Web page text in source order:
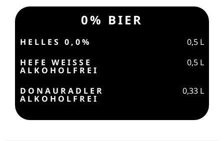
0% BIER
HELLES 0,0% 0,5 L
HEFE WEISSE
ALKOHOLFREI
0,5 L
DONAURADLER
ALKOHOLFREI
0,33 L